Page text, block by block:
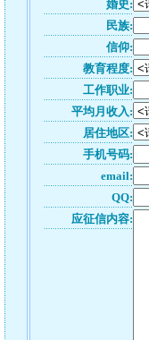
婚史:
民族:
信仰:
教育程度:
工作职业:
平均月收入:
居住地区:
手机号码:
email:
QQ:
应征信内容: